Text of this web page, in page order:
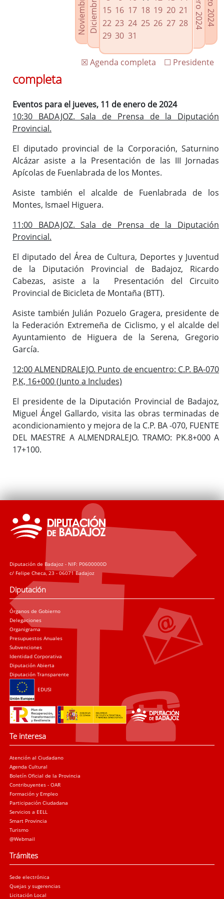
Agenda de Presidencia
Plenos provinciales y Juntas de gobierno
Oficina de Proyectos Europeos
15 16 17 18 19 20 21
22 23 24 25 26 27 28
29 30 31
☐ Presidente
☒ Agenda completa
completa
Eventos para el jueves, 11 de enero de 2024
10:30 BADAJOZ. Sala de Prensa de la Diputación
Provincial.
El diputado provincial de la Corporación, Saturnino
Alcázar asiste a la Presentación de las III Jornadas
Apícolas de Fuenlabrada de los Montes.
Asiste también el alcalde de Fuenlabrada de los
Montes, Ismael Higuera.
11:00 BADAJOZ. Sala de Prensa de la Diputación
Provincial.
El diputado del Área de Cultura, Deportes y Juventud
de la Diputación Provincial de Badajoz, Ricardo
Cabezas, asiste a la Presentación del Circuito
Provincial de Bicicleta de Montaña (BTT).
Asiste también Julián Pozuelo Gragera, presidente de
la Federación Extremeña de Ciclismo, y el alcalde del
Ayuntamiento de Higuera de la Serena, Gregorio
García.
12:00 ALMENDRALEJO. Punto de encuentro: C.P. BA-070
P,K, 16+000 (Junto a Includes)
El presidente de la Diputación Provincial de Badajoz,
Miguel Ángel Gallardo, visita las obras terminadas de
acondicionamiento y mejora de la C.P. BA -070, FUENTE
DEL MAESTRE A ALMENDRALEJO. TRAMO: PK.8+000 A
17+100.
Diputación de Badajoz - NIF: P0600000D
c/ Felipe Checa, 23 - 06071 Badajoz
Diputación
Órganos de Gobierno
Delegaciones
Organigrama
Presupuestos Anuales
Subvenciones
Identidad Corporativa
Diputación Abierta
Diputación Transparente
EDUSI
Te interesa
Atención al Ciudadano
Agenda Cultural
Boletín Oficial de la Provincia
Contribuyentes - OAR
Formación y Empleo
Participación Ciudadana
Servicios a EELL
Smart Provincia
Turismo
@Webmail
Trámites
Sede electrónica
Quejas y sugerencias
Licitación Local